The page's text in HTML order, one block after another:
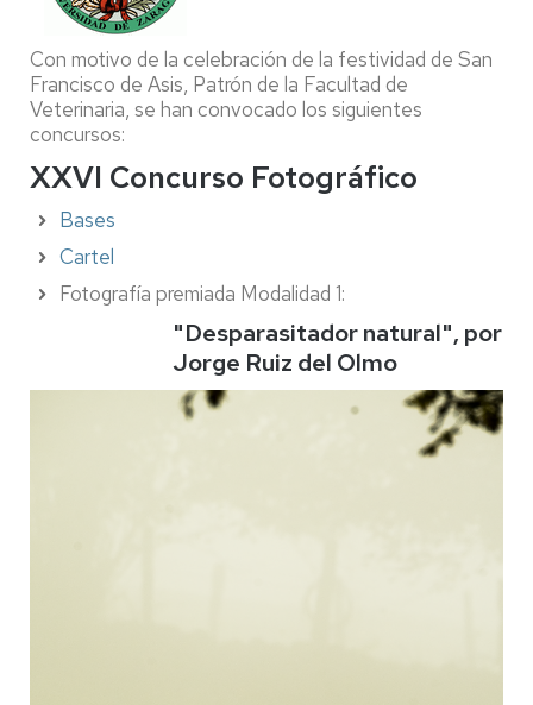
Con motivo de la celebración de la festividad de San
Francisco de Asis, Patrón de la Facultad de
Veterinaria, se han convocado los siguientes
concursos:
XXVI Concurso Fotográfico
Bases
Cartel
Fotografía premiada Modalidad 1:
"Desparasitador natural", por
Jorge Ruiz del Olmo